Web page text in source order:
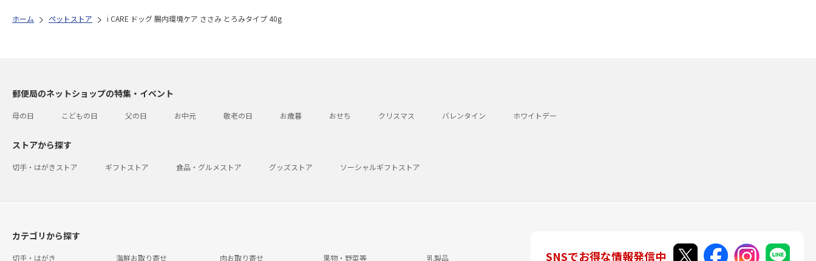
ホーム ペットストア i CARE ドッグ 腸内環境ケア ささみ とろみタイプ 40g
郵便局のネットショップの特集・イベント
母の日 こどもの日 父の日 お中元 敬老の日 お歳暮 おせち クリスマス バレンタイン ホワイトデー
ストアから探す
切手・はがきストア ギフトストア 食品・グルメストア グッズストア ソーシャルギフトストア
カテゴリから探す
切手・はがき 海鮮お取り寄せ 肉お取り寄せ 果物・野菜等 乳製品 SNSでお得な情報発信中